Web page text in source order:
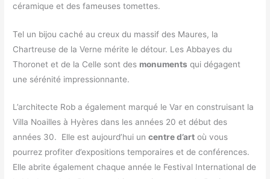
céramique et des fameuses tomettes.
Tel un bijou caché au creux du massif des Maures, la
Chartreuse de la Verne mérite le détour. Les Abbayes du
Thoronet et de la Celle sont des monuments qui dégagent
une sérénité impressionnante.
L’architecte Rob a également marqué le Var en construisant la
Villa Noailles à Hyères dans les années 20 et début des
années 30. Elle est aujourd’hui uncentre d’art où vous
pourrez profiter d’expositions temporaires et de conférences.
Elle abrite également chaque année le Festival International de